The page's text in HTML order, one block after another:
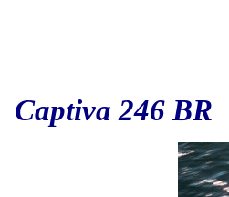
Captiva 246 BR